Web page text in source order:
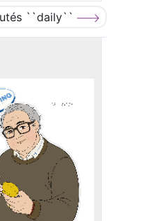
``daily``